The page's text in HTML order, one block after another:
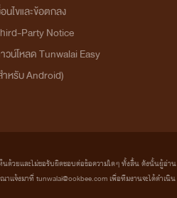
อนไขและข้อตกลง
Party Notice
วน์โหลด Tunwalai Easy
หรับ Android)
นด้วยและไม่ขอรับผิดชอบต่อข้อความใดๆ ทั้งสิ้น ดังนั้นผู้อ่าน
จ้งมาที่ tunwalai@ookbee.com เพื่อทีมงานจะได้ดำเนิน